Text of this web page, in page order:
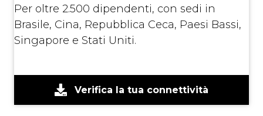
Per oltre 2.500 dipendenti, con sedi in
Brasile, Cina, Repubblica Ceca, Paesi Bassi,
Singapore e Stati Uniti.
Verifica la tua connettività